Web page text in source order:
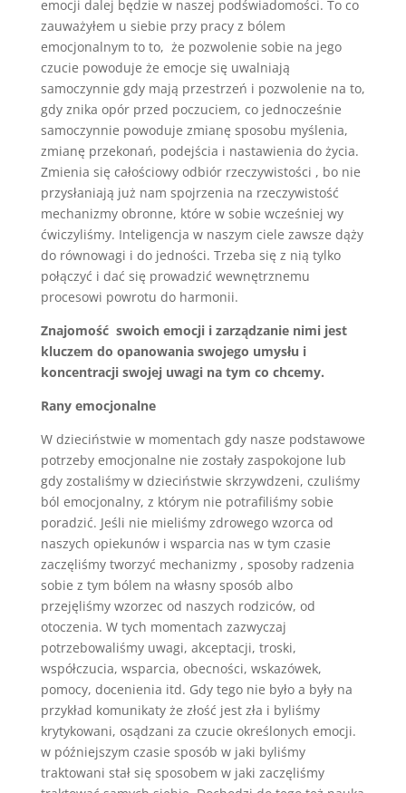
emocji dalej będzie w naszej podświadomości. To co
zauważyłem u siebie przy pracy z bólem
emocjonalnym to to, że pozwolenie sobie na jego
czucie powoduje że emocje się uwalniają
samoczynnie gdy mają przestrzeń i pozwolenie na to,
gdy znika opór przed poczuciem, co jednocześnie
samoczynnie powoduje zmianę sposobu myślenia,
zmianę przekonań, podejścia i nastawienia do życia.
Zmienia się całościowy odbiór rzeczywistości , bo nie
przysłaniają już nam spojrzenia na rzeczywistość
mechanizmy obronne, które w sobie wcześniej wy
ćwiczyliśmy. Inteligencja w naszym ciele zawsze dąży
do równowagi i do jedności. Trzeba się z nią tylko
połączyć i dać się prowadzić wewnętrznemu
procesowi powrotu do harmonii.
Znajomość swoich emocji i zarządzanie nimi jest
kluczem do opanowania swojego umysłu i
koncentracji swojej uwagi na tym co chcemy.
Rany emocjonalne
W dzieciństwie w momentach gdy nasze podstawowe
potrzeby emocjonalne nie zostały zaspokojone lub
gdy zostaliśmy w dzieciństwie skrzywdzeni, czuliśmy
ból emocjonalny, z którym nie potrafiliśmy sobie
poradzić. Jeśli nie mieliśmy zdrowego wzorca od
naszych opiekunów i wsparcia nas w tym czasie
zaczęliśmy tworzyć mechanizmy , sposoby radzenia
sobie z tym bólem na własny sposób albo
przejęliśmy wzorzec od naszych rodziców, od
otoczenia. W tych momentach zazwyczaj
potrzebowaliśmy uwagi, akceptacji, troski,
współczucia, wsparcia, obecności, wskazówek,
pomocy, docenienia itd. Gdy tego nie było a były na
przykład komunikaty że złość jest zła i byliśmy
krytykowani, osądzani za czucie określonych emocji.
w późniejszym czasie sposób w jaki byliśmy
traktowani stał się sposobem w jaki zaczęliśmy